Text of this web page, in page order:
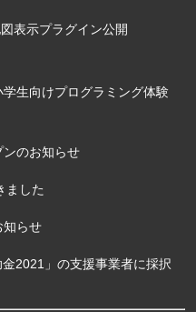
表示プラグイン公開
学生向けプログラミング体験
ンのお知らせ
ました
知らせ
2021」の支援事業者に採択